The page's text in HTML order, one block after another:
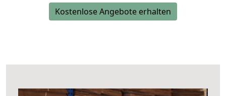
Kostenlose Angebote erhalten